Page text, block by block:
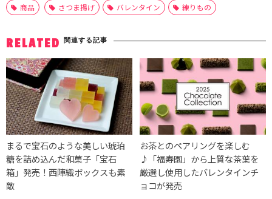
商品 さつま揚げ バレンタイン 練りもの
RELATED 関連する記事
まるで宝石のような美しい琥珀
糖を詰め込んだ和菓子「宝石
箱」発売！西陣織ボックスも素
敵
お茶とのペアリングを楽しむ
♪「福寿園」から上質な茶葉を
厳選し使用したバレンタインチ
ョコが発売